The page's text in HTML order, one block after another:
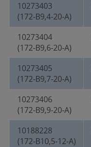
10273403
(172-B9,4-20-A)
10273404
(172-B9,6-20-A)
10273405
(172-B9,7-20-A)
10273406
(172-B9,9-20-A)
10188228
(172-B10,5-12-A)